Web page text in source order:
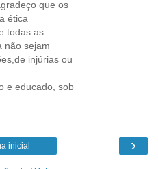
que os
ética
todas as
não sejam
injúrias ou
e educado, sob
›
inicial